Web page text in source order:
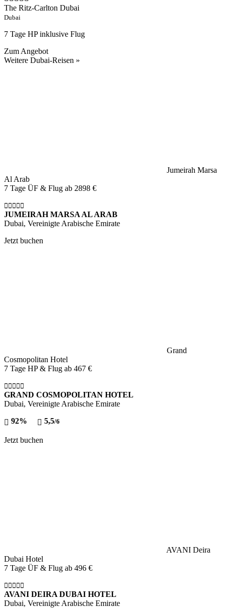
The Ritz-Carlton Dubai
Dubai
7 Tage HP inklusive Flug
Zum Angebot
Weitere Dubai-Reisen »
Jumeirah Marsa
Al Arab
7 Tage ÜF & Flug ab 2898 €
JUMEIRAH MARSA AL ARAB
Dubai, Vereinigte Arabische Emirate
Jetzt buchen
Grand
Cosmopolitan Hotel
7 Tage HP & Flug ab 467 €
GRAND COSMOPOLITAN HOTEL
Dubai, Vereinigte Arabische Emirate
92%
5,5/6
Jetzt buchen
AVANI Deira
Dubai Hotel
7 Tage ÜF & Flug ab 496 €
AVANI DEIRA DUBAI HOTEL
Dubai, Vereinigte Arabische Emirate